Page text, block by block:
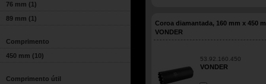
76 mm (1)
89 mm (1)
Comprimento
450 mm (10)
Comprimento útil
Coroa diamantada, 160 mm x 450
VONDER
53.92.160.450
VONDER